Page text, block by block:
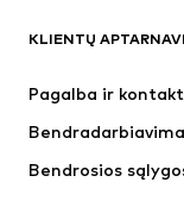
Naujienos
Apatiniai
KLIENTŲ
Pagalba ir
Bendrosios